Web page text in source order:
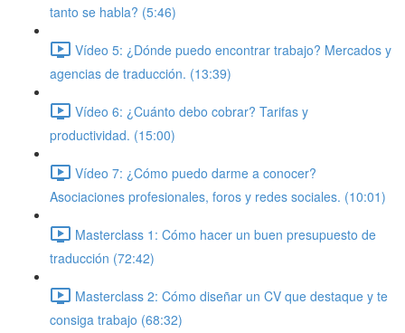
tanto se habla? (5:46)
Vídeo 5: ¿Dónde puedo encontrar trabajo? Mercados y
agencias de traducción. (13:39)
Vídeo 6: ¿Cuánto debo cobrar? Tarifas y
productividad. (15:00)
Vídeo 7: ¿Cómo puedo darme a conocer?
Asociaciones profesionales, foros y redes sociales. (10:01)
Masterclass 1: Cómo hacer un buen presupuesto de
traducción (72:42)
Masterclass 2: Cómo diseñar un CV que destaque y te
consiga trabajo (68:32)